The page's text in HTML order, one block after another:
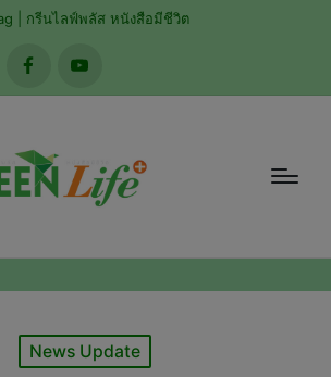
| กรีนไลฟ์พลัส หนังสือมีชีวิต
facebookyoutube
Posted
News Update
modal-check